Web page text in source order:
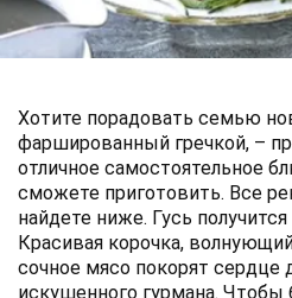
Хотите порадовать семью
фаршированный гречкой, –
отличное самостоятельное
сможете приготовить. Все
найдете ниже. Гусь
Красивая корочка,
сочное мясо покорят сердце
искушенного гурмана.